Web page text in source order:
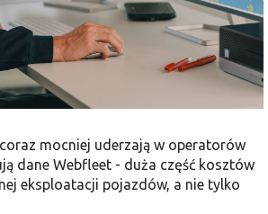
mocniej uderzają w operatorów
dane Webfleet - duża część kosztów
eksploatacji pojazdów, a nie tylko